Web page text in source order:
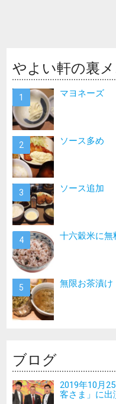
やよい軒の裏
マヨネーズ
ソース多め
ソース追加
十六穀米に無
無限お茶漬け
ブログ
2019年10月
客さま」に出